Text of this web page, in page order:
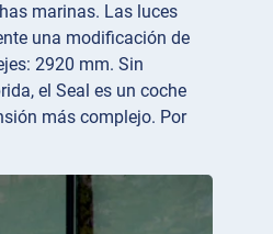
marinas. Las luces
una modificación de
2920 mm. Sin
el Seal es un coche
más complejo. Por